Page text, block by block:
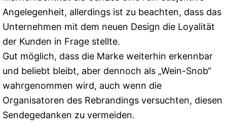
Angelegenheit, allerdings ist zu beachten, dass das
Unternehmen mit dem neuen Design die Loyalität
der Kunden in Frage stellte.
Gut möglich, dass die Marke weiterhin erkennbar
und beliebt bleibt, aber dennoch als „Wein-Snob“
wahrgenommen wird, auch wenn die
Organisatoren des Rebrandings versuchten, diesen
Sendegedanken zu vermeiden.